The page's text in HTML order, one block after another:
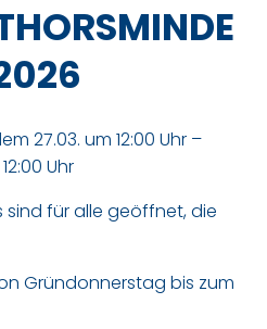
27.03. um 12:00 Uhr –
Uhr
sind für alle geöffnet, die
Gründonnerstag bis zum